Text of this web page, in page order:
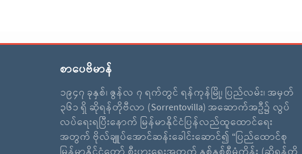
စာပေဗိမာန်
၁၉၄၇ ခုနှစ်၊ ဇွန်လ ၇ ရက်တွင် ရန်ကုန်မြို့၊ ပြည်လမ်း၊ အမှတ်
၃၆၁ ရှိ ဆိုရန်တိုဗီလာ (Sorrentovilla) အဆောက်အဦ၌ လွပ်
လပ်ရေးရပြီးနောက် မြန်မာနိုင်ငံပြန်လည်ထူထောင်ရေး
အတွက် ဗိုလ်ချူပ်အောင်ဆန်းခေါင်းဆောင်၍ “ပြည်ထောင်စု